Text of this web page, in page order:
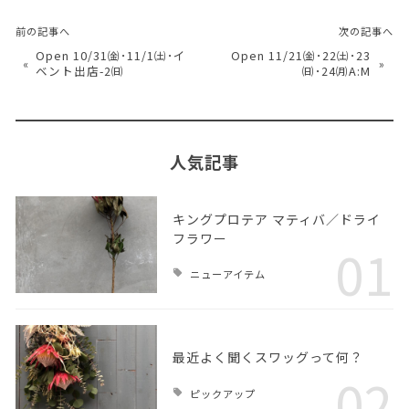
前の記事へ
« Open 10/31㈮･11/1㈯･イ
ベント出店-2㈰
次の記事へ
Open 11/21㈮･22㈯･23
㈰･24㈪A:M »
人気記事
キングプロテア マティバ／ドライ
フラワー
ニューアイテム 01
最近よく聞くスワッグって何？
ピックアップ